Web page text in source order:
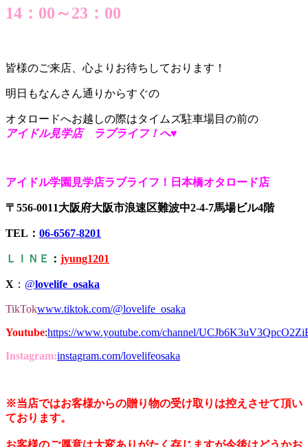
14：00～23：00
皆様のご来店、心よりお待ちしております！
明日もなんさん通りからすぐの
オタロードへお越しの際はタイムズ駐車場目の前の
アイドル見学店 ラブライフ！へ♥
アイドル学園見学店ラブライフ！日本橋オタロード店
〒556-0011大阪府大阪市浪速区難波中2-4-7馬場ビル4階
TEL： 06-6567-8201
ＬＩＮＥ ： jyung1201
X ： @lovelife_osaka
TikTokwww.tiktok.com/@lovelife_osaka
Youtube:https://www.youtube.com/channel/
Instagram:instagram.com/lovelifeosaka
※当店ではお客様からの贈り物の受け取りは控えさせて頂い
ております。
お客様のご厚意は大変ありがたく存じますが今後はどうかお